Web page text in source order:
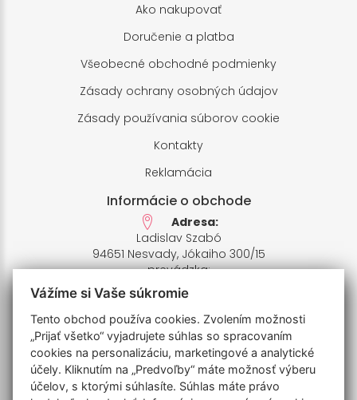
Ako nakupovať
Doručenie a platba
Všeobecné obchodné podmienky
Zásady ochrany osobných údajov
Zásady používania súborov cookie
Kontakty
Reklamácia
Informácie o obchode
Adresa:
Ladislav Szabó
94651 Nesvady, Jókaiho 300/15
prevádzka:
94651 Nesvady,Farské pole 1
IČO: 33658412,
IČ DPH: SK1020426935
Bankový účet:
SK7811110000006770201009
IBAN: UNCRSKBX
Vážíme si Vaše súkromie
Tento obchod používa cookies. Zvolením možnosti
„Prijať všetko“ vyjadrujete súhlas so spracovaním
cookies na personalizáciu, marketingové a analytické
účely. Kliknutím na „Predvoľby“ máte možnosť výberu
účelov, s ktorými súhlasíte. Súhlas máte právo